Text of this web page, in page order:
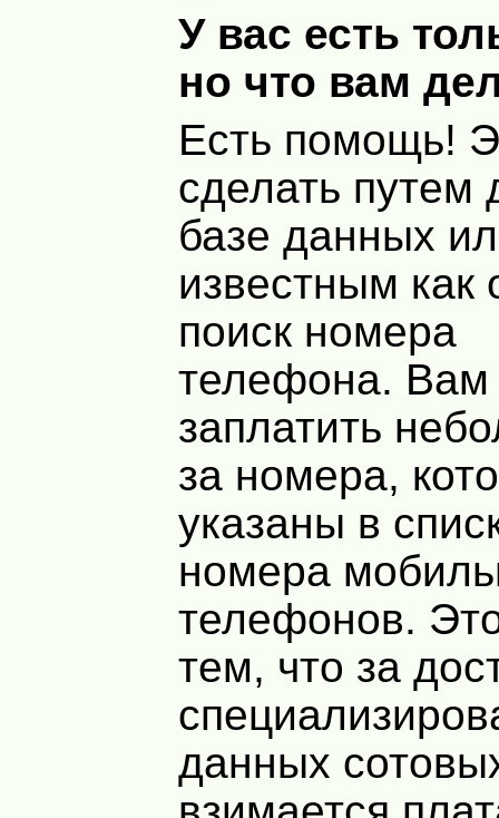
У вас есть
но что вам
Есть помощь!
сделать путем
базе данных
известным как
поиск номера
телефона. Вам
заплатить
за номера,
указаны в
номера
телефонов.
тем, что за
данных